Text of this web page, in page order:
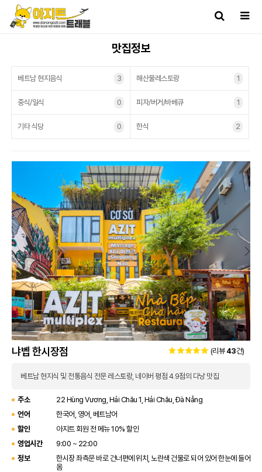
맛집정보
베트남 현지음식 3 해산물레스토랑 1
중식/일식 0 피자/버거/바베큐 1
기타 식당 0 한식 2
냐벱 한시장점 (리뷰43건)
베트남 현지식 및 전통음식 전문 레스토랑, 네이버 평점 4.9점의 다낭 맛집
주소
22 Hùng Vương, Hải Châu 1, Hải Châu, Đà Nẵng
언어
한국어, 영어, 베트남어
할인
아지트 회원 전 메뉴 10% 할인
영업시간
9:00 ~ 22:00
정보
한시장 좌측문 바로 건너편에 위치, 노란색 건물로 되어 있어 한눈에 들어
옴